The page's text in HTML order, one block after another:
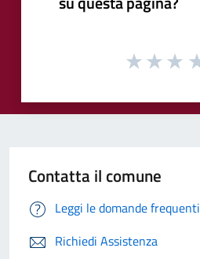
Contatta il comune
Leggi le domande frequenti
Richiedi Assistenza